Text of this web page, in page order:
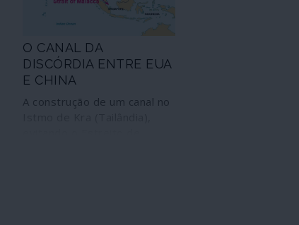
O CANAL DA
DISCÓRDIA ENTRE EUA
E CHINA
A construção de um canal no